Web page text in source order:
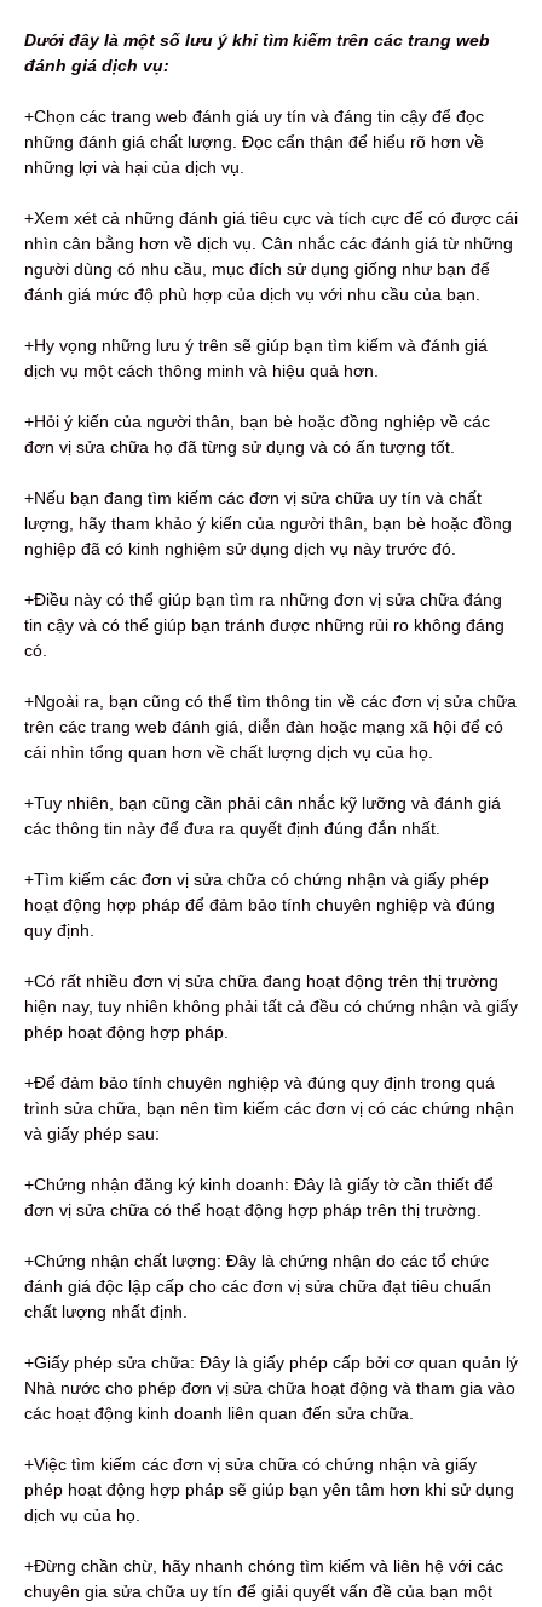
Dưới đây là một số lưu ý khi tìm kiếm trên các trang web
đánh giá dịch vụ:
+Chọn các trang web đánh giá uy tín và đáng tin cậy để đọc
những đánh giá chất lượng. Đọc cẩn thận để hiểu rõ hơn về
những lợi và hại của dịch vụ.
+Xem xét cả những đánh giá tiêu cực và tích cực để có được cái
nhìn cân bằng hơn về dịch vụ. Cân nhắc các đánh giá từ những
người dùng có nhu cầu, mục đích sử dụng giống như bạn để
đánh giá mức độ phù hợp của dịch vụ với nhu cầu của bạn.
+Hy vọng những lưu ý trên sẽ giúp bạn tìm kiếm và đánh giá
dịch vụ một cách thông minh và hiệu quả hơn.
+Hỏi ý kiến ​​của người thân, bạn bè hoặc đồng nghiệp về các
đơn vị sửa chữa họ đã từng sử dụng và có ấn tượng tốt.
+Nếu bạn đang tìm kiếm các đơn vị sửa chữa uy tín và chất
lượng, hãy tham khảo ý kiến ​​của người thân, bạn bè hoặc đồng
nghiệp đã có kinh nghiệm sử dụng dịch vụ này trước đó.
+Điều này có thể giúp bạn tìm ra những đơn vị sửa chữa đáng
tin cậy và có thể giúp bạn tránh được những rủi ro không đáng
có.
+Ngoài ra, bạn cũng có thể tìm thông tin về các đơn vị sửa chữa
trên các trang web đánh giá, diễn đàn hoặc mạng xã hội để có
cái nhìn tổng quan hơn về chất lượng dịch vụ của họ.
+Tuy nhiên, bạn cũng cần phải cân nhắc kỹ lưỡng và đánh giá
các thông tin này để đưa ra quyết định đúng đắn nhất.
+Tìm kiếm các đơn vị sửa chữa có chứng nhận và giấy phép
hoạt động hợp pháp để đảm bảo tính chuyên nghiệp và đúng
quy định.
+Có rất nhiều đơn vị sửa chữa đang hoạt động trên thị trường
hiện nay, tuy nhiên không phải tất cả đều có chứng nhận và giấy
phép hoạt động hợp pháp.
+Để đảm bảo tính chuyên nghiệp và đúng quy định trong quá
trình sửa chữa, bạn nên tìm kiếm các đơn vị có các chứng nhận
và giấy phép sau:
+Chứng nhận đăng ký kinh doanh: Đây là giấy tờ cần thiết để
đơn vị sửa chữa có thể hoạt động hợp pháp trên thị trường.
+Chứng nhận chất lượng: Đây là chứng nhận do các tổ chức
đánh giá độc lập cấp cho các đơn vị sửa chữa đạt tiêu chuẩn
chất lượng nhất định.
+Giấy phép sửa chữa: Đây là giấy phép cấp bởi cơ quan quản lý
Nhà nước cho phép đơn vị sửa chữa hoạt động và tham gia vào
các hoạt động kinh doanh liên quan đến sửa chữa.
+Việc tìm kiếm các đơn vị sửa chữa có chứng nhận và giấy
phép hoạt động hợp pháp sẽ giúp bạn yên tâm hơn khi sử dụng
dịch vụ của họ.
+Đừng chần chừ, hãy nhanh chóng tìm kiếm và liên hệ với các
chuyên gia sửa chữa uy tín để giải quyết vấn đề của bạn một